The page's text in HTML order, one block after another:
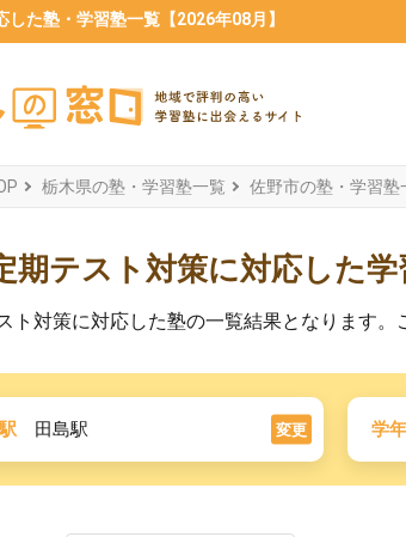
た塾・学習塾一覧【2026年08月】
栃木県の塾・学習塾一覧 佐野市の塾・学習塾
期テスト対策に対応した
ト対策に対応した塾の一覧結果となります。
田島駅 変更 学年